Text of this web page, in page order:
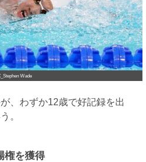
Wade
、わずか12歳で好記録を出
。
権を獲得